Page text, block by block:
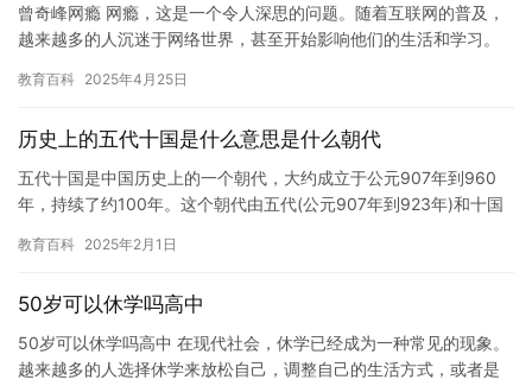
曾奇峰网瘾 网瘾，这是一个令人深思的问题。随着互联网的普及，
越来越多的人沉迷于网络世界，甚至开始影响他们的生活和学习。
的…
教育百科 2025年4月25日
历史上的五代十国是什么意思是什么朝代
五代十国是中国历史上的一个朝代，大约成立于公元907年到960
年，持续了约100年。这个朝代由五代(公元907年到923年)和十国
教育百科 2025年2月1日
50岁可以休学吗高中
50岁可以休学吗高中 在现代社会，休学已经成为一种常见的现象。
越来越多的人选择休学来放松自己，调整自己的生活方式，或者是